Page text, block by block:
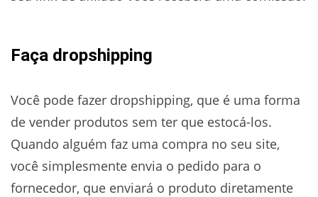
Faça dropshipping
Você pode fazer dropshipping, que é uma forma
de vender produtos sem ter que estocá-los.
Quando alguém faz uma compra no seu site,
você simplesmente envia o pedido para o
fornecedor, que enviará o produto diretamente